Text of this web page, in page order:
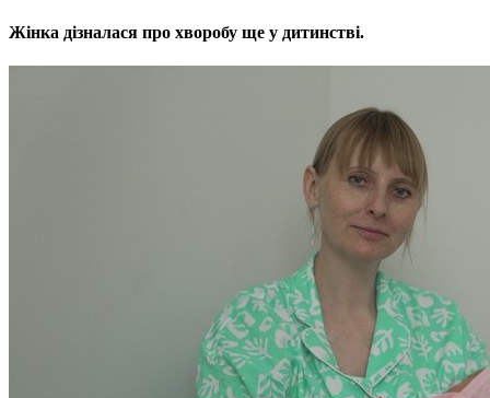
Жінка дізналася про хворобу ще у дитинстві.